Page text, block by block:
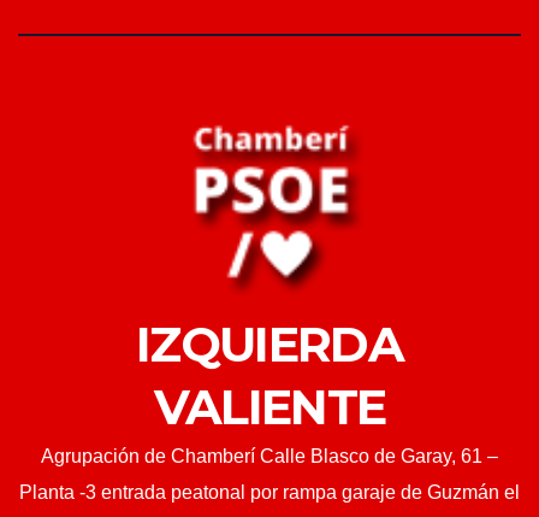
IZQUIERDA
VALIENTE
Agrupación de Chamberí Calle Blasco de Garay, 61 –
Planta -3 entrada peatonal por rampa garaje de Guzmán el